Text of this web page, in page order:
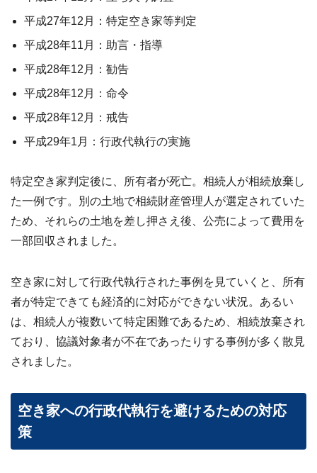
平成27年12月：特定空き家等判定
平成28年11月：助言・指導
平成28年12月：勧告
平成28年12月：命令
平成28年12月：戒告
平成29年1月：行政代執行の実施
特定空き家判定後に、所有者が死亡。相続人が相続放棄し
た一例です。別の土地で相続財産管理人が選定されていた
ため、それらの土地を差し押さえ後、公売によって費用を
一部回収されました。
空き家に対して行政代執行された事例を見ていくと、所有
者が特定できても経済的に対応ができない状況。あるい
は、相続人が複数いて特定困難であるため、相続放棄され
ており、協議対象者が不在であったりする事例が多く散見
されました。
空き家への行政代執行を避けるための対応
策